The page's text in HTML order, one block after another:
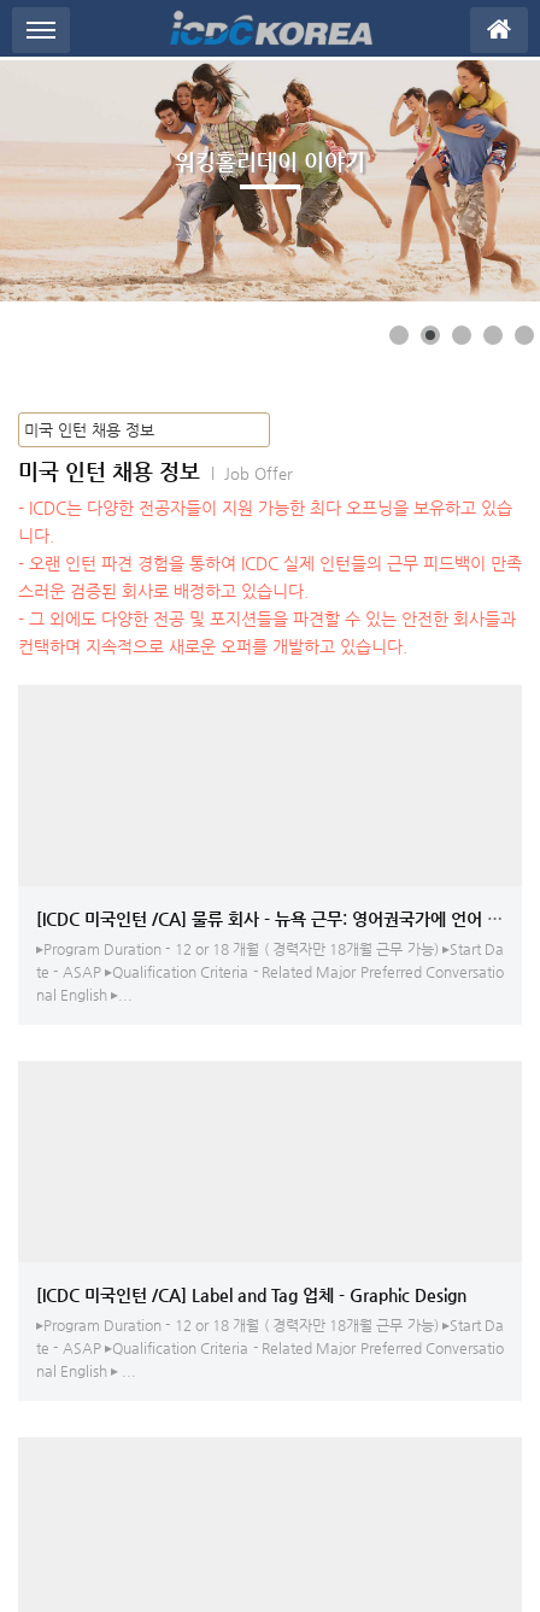
메뉴 건너뛰기
워킹홀리데이 이야기
미국 인턴 채용 정보 l Job Offer
- ICDC는 다양한 전공자들이 지원 가능한 최다 오프닝을 보유하고 있습
니다.
- 오랜 인턴 파견 경험을 통하여 ICDC 실제 인턴들의 근무 피드백이 만족
스러운 검증된 회사로 배정하고 있습니다.
- 그 외에도 다양한 전공 및 포지션들을 파견할 수 있는 안전한 회사들과
컨택하며 지속적으로 새로운 오퍼를 개발하고 있습니다.
[ICDC 미국인턴 /CA] 물류 회사 - 뉴욕 근무: 영어권국가에 언어 연수/
▸Program Duration - 12 or 18 개월 ( 경력자만 18개월 근무 가능) ▸Start Da
te - ASAP ▸Qualification Criteria - Related Major Preferred Conversatio
nal English ▸...
[ICDC 미국인턴 /CA] Label and Tag 업체 - Graphic Design
▸Program Duration - 12 or 18 개월 ( 경력자만 18개월 근무 가능) ▸Start Da
te - ASAP ▸Qualification Criteria - Related Major Preferred Conversatio
nal English ▸ ...